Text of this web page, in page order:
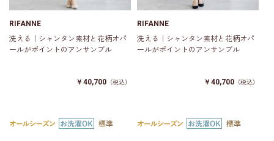
RIFANNE
洗える｜シャンタン素材と花柄オパ
ールがポイントのアンサンブル
￥40,700 （税込）
RIFANNE
洗える｜シャンタン素材と花柄オパ
ールがポイントのアンサンブル
￥40,700 （税込）